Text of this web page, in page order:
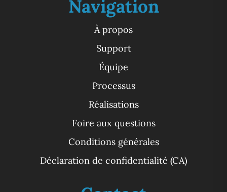
Navigation
À propos
Support
Équipe
Processus
Réalisations
Foire aux questions
Conditions générales
Déclaration de confidentialité (CA)